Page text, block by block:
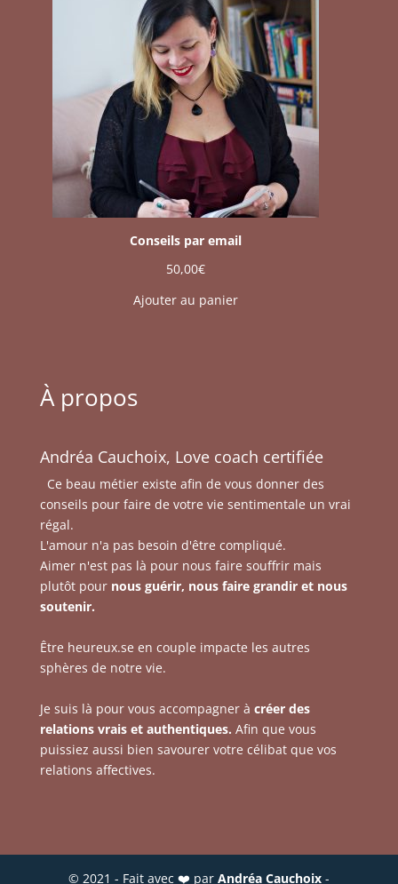
Conseils par email
50,00€
Ajouter au panier
À propos
Andréa Cauchoix, Love coach certifiée
Ce beau métier existe afin de vous donner des
conseils pour faire de votre vie sentimentale un vrai
régal.
L'amour n'a pas besoin d'être compliqué.
Aimer n'est pas là pour nous faire souffrir mais
plutôt pour nous guérir, nous faire grandir et nous
soutenir.
Être heureux.se en couple impacte les autres
sphères de notre vie.
Je suis là pour vous accompagner à créer des
relations vrais et authentiques. Afin que vous
puissiez aussi bien savourer votre célibat que vos
relations affectives.
© 2021 - Fait avec ❤️ par Andréa Cauchoix-